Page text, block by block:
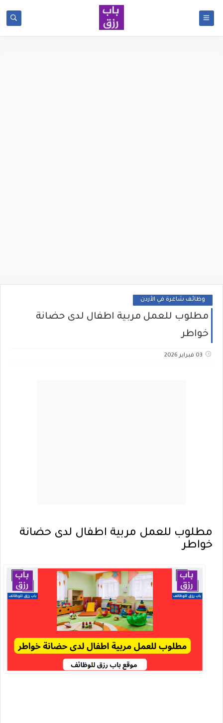
وظائف شاغرة في الأردن
مطلوب للعمل مربية اطفال لدى حضانة
خواطر
03 فبراير 2026
مطلوب للعمل مربية اطفال لدى حضانة
خواطر